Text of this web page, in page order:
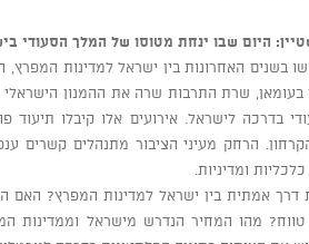
היום שבו ינחת מטוסו של המלך הסעודי
בשנים האחרונות בין ישראל למדינות
בעומאן, שרת התרבות שרה את ההמנון
בדרכה לישראל. אירועים אלו קיבלו תיעוד
הרחק מעיני הציבור מתנהלים קשרים
ומדיניות.
דרך אמתית בין ישראל למדינות המפרץ? האם
מהו המחיר הנדרש מישראל וממדינות